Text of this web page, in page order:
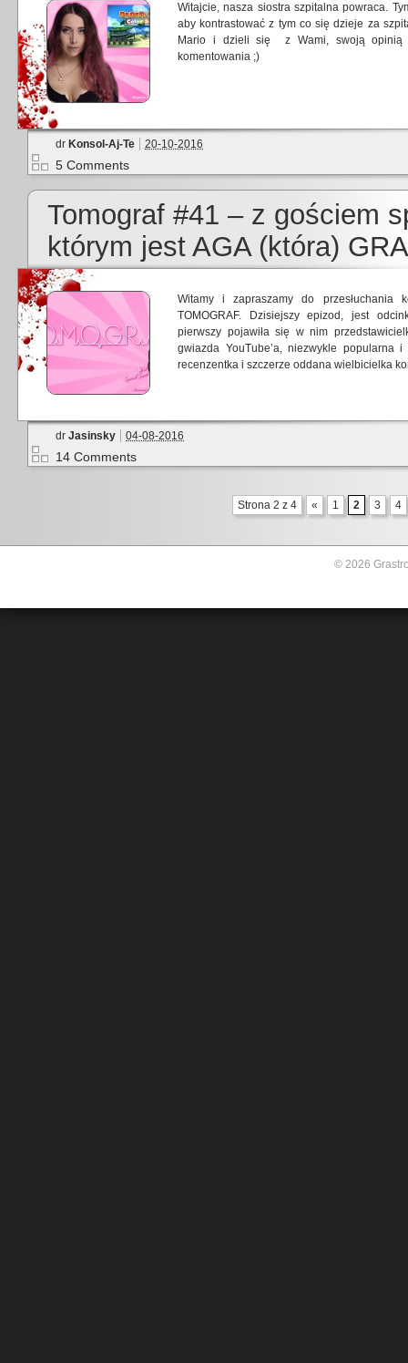
Witajcie, nasza siostra szpitalna powraca.
aby kontrastować z tym co się dzieje za
Mario i dzieli się z Wami, swoją opinią
komentowania ;)
dr Konsol-Aj-Te 20-10-2016
5 Comments
Tomograf #41 – z gościem
którym jest AGA (która)
Witamy i zapraszamy do przesłuchania
TOMOGRAF. Dzisiejszy epizod, jest
pierwszy pojawiła się w nim
gwiazda YouTube’a, niezwykle popularna
recenzentka i szczerze oddana wielbicielka
dr Jasinsky 04-08-2016
14 Comments
Strona 2 z 4 « 1 2 3 4
© 2026